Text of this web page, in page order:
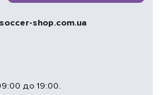
shop.com.ua
до 19:00.